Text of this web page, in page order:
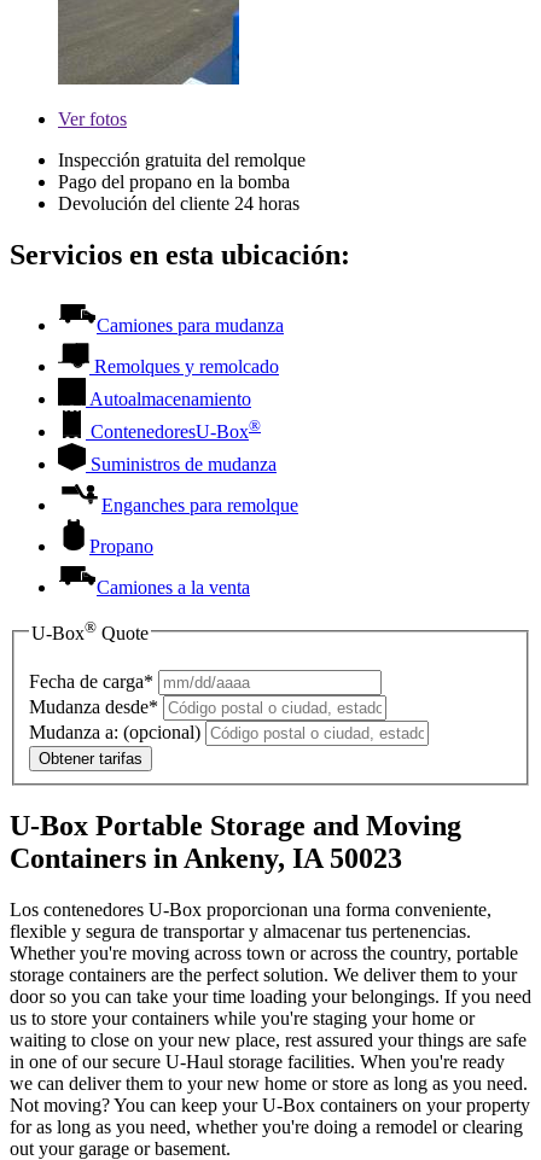
Verfotos
Inspección gratuita del remolque
Pago del propano en la bomba
Devolución del cliente 24 horas
Servicios en esta ubicación:
Camiones para mudanza
Remolques y remolcado
Autoalmacenamiento
ContenedoresU-Box®
Suministros de mudanza
Enganches para remolque
Propano
Camiones a la venta
U-Box® Quote
Fecha de carga*
Mudanza desde*
Mudanza a: (opcional)
Obtener tarifas
U-Box Portable Storage and Moving
Containers in Ankeny, IA 50023
Los contenedores U-Box proporcionan una forma conveniente,
flexible y segura de transportar y almacenar tus pertenencias.
Whether you're moving across town or across the country, portable
storage containers are the perfect solution. We deliver them to your
door so you can take your time loading your belongings. If you need
us to store your containers while you're staging your home or
waiting to close on your new place, rest assured your things are safe
in one of our secure U-Haul storage facilities. When you're ready
we can deliver them to your new home or store as long as you need.
Not moving? You can keep yourU-Box containers on your property
for as long as you need, whether you're doing a remodel or clearing
out your garage or basement.